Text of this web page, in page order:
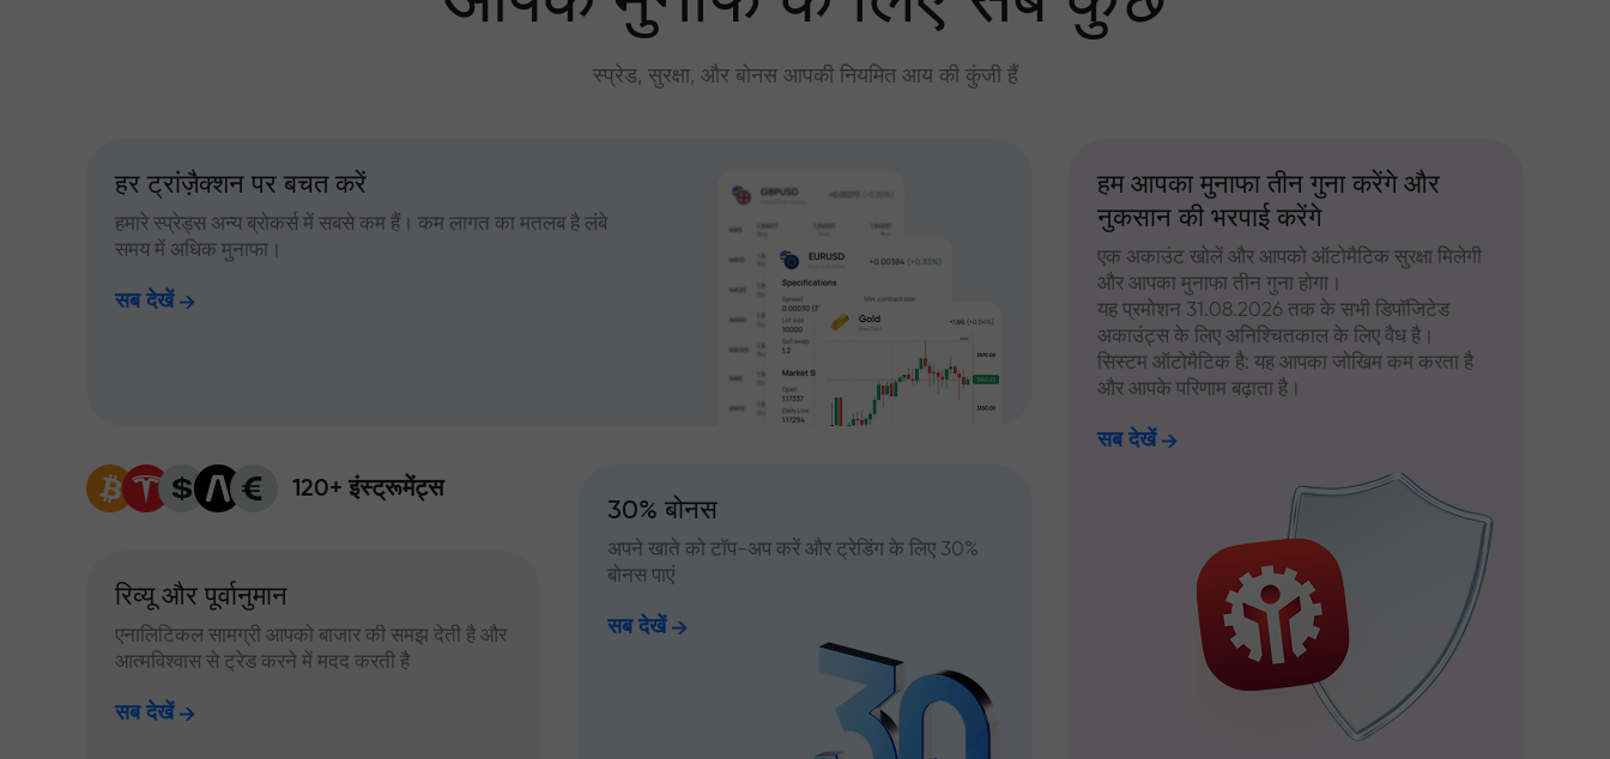
स्प्रेड, सुरक्षा, और बोनस आपकी नियमित आय की कुंजी हैं
हर ट्रांज़ैक्शन पर बचत करें
हमारे स्प्रेड्स अन्य ब्रोकर्स में सबसे कम हैं। कम लागत का मतलब है लंबे
समय में अधिक मुनाफा।
सब देखें
120+ इंस्ट्रूमेंट्स
रिव्यू और पूर्वानुमान
एनालिटिकल सामग्री आपको बाजार की समझ देती है और
आत्मविश्वास से ट्रेड करने में मदद करती है
सब देखें
30% बोनस
अपने खाते को टॉप-अप करें और ट्रेडिंग के लिए 30%
बोनस पाएं
सब देखें
हम आपका मुनाफा तीन गुना करेंगे और
नुकसान की भरपाई करेंगे
एक अकाउंट खोलें और आपको ऑटोमैटिक सुरक्षा मिलेगी
और आपका मुनाफा तीन गुना होगा।
यह प्रमोशन 31.08.2026 तक के सभी डिपॉजिटेड
अकाउंट्स के लिए अनिश्चितकाल के लिए वैध है।
सिस्टम ऑटोमैटिक है: यह आपका जोखिम कम करता है
और आपके परिणाम बढ़ाता है।
सब देखें